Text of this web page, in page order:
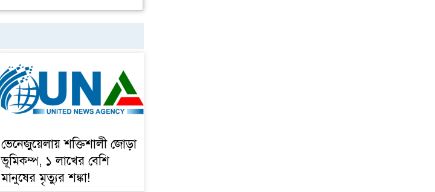
ভেনেজুয়েলায় শক্তিশালী জোড়া
ভূমিকম্প, ১ লাখের বেশি
মানুষের মৃত্যুর শঙ্কা!